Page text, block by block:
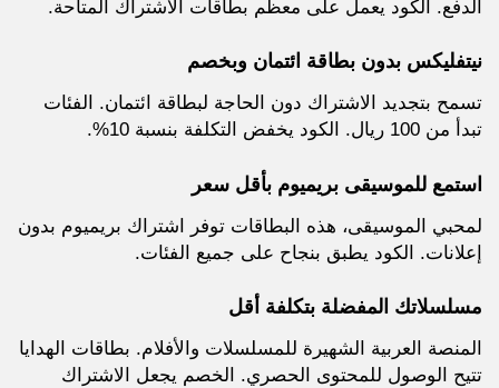
الدفع. الكود يعمل على معظم بطاقات الاشتراك المتاحة.
نيتفليكس بدون بطاقة ائتمان وبخصم
تسمح بتجديد الاشتراك دون الحاجة لبطاقة ائتمان. الفئات
تبدأ من 100 ريال. الكود يخفض التكلفة بنسبة 10%.
استمع للموسيقى بريميوم بأقل سعر
لمحبي الموسيقى، هذه البطاقات توفر اشتراك بريميوم بدون
إعلانات. الكود يطبق بنجاح على جميع الفئات.
مسلسلاتك المفضلة بتكلفة أقل
المنصة العربية الشهيرة للمسلسلات والأفلام. بطاقات الهدايا
تتيح الوصول للمحتوى الحصري. الخصم يجعل الاشتراك